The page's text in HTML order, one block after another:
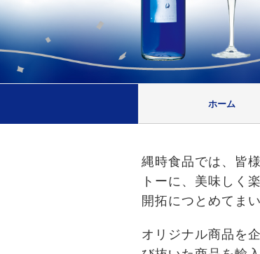
ホーム
縄時食品では、皆
トーに、美味しく
開拓につとめてま
オリジナル商品を